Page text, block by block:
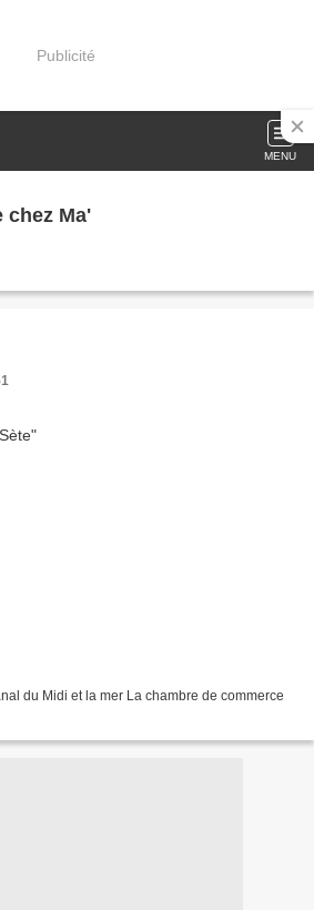
Publicité
MENU
chez Ma'
du Midi et la mer La chambre de commerce